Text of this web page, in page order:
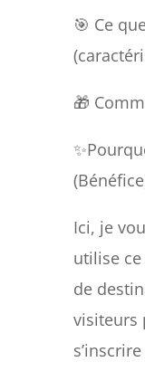
🎯 Ce
🎁
Ici, je
utilise
de
visiteurs
s’inscrire